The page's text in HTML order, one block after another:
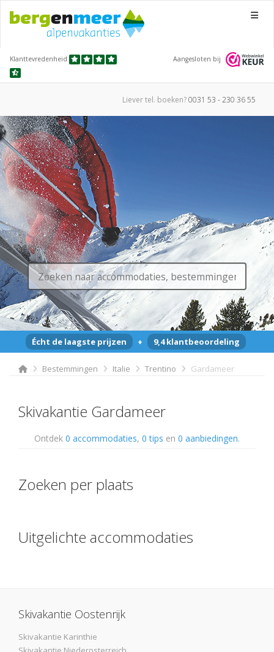
Menu
Klanttevredenheid Aangesloten bij
Liever tel. boeken?0031 53 - 230 36 55
Écht de laagste prijzen + 9,4 klantbeoordeling
Bestemmingen Italie Trentino Gardameer
Skivakantie Gardameer
Ontdek 0 accommodaties, 0 tips en 0 aanbiedingen.
Zoeken per plaats
Uitgelichte accommodaties
Skivakantie Oostenrijk
Skivakantie Karinthie